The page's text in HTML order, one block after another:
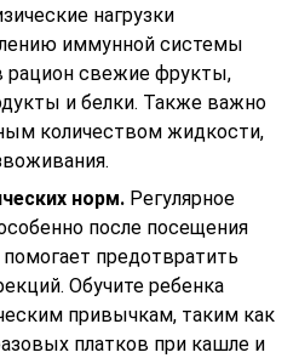
нагрузки
иммунной системы
рацион свежие фрукты,
и белки. Также важно
количеством жидкости,
норм. Регулярное
после посещения
предотвратить
Обучите ребенка
привычкам, таким как
платков при кашле и